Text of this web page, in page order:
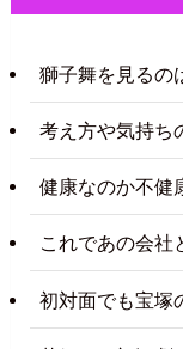
獅子舞を見るの
考え方や気持ち
健康なのか不健
これであの会社
初対面でも宝塚